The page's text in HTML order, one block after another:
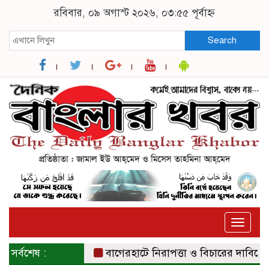
রবিবার, ০৯ অগাস্ট ২০২৬, ০৩:৫৫ পূর্বাহ্ন
Search
Toggle
সর্বশেষ : বাগেরহাটে নিরাপত্তা ও বিচারের দাবিতে